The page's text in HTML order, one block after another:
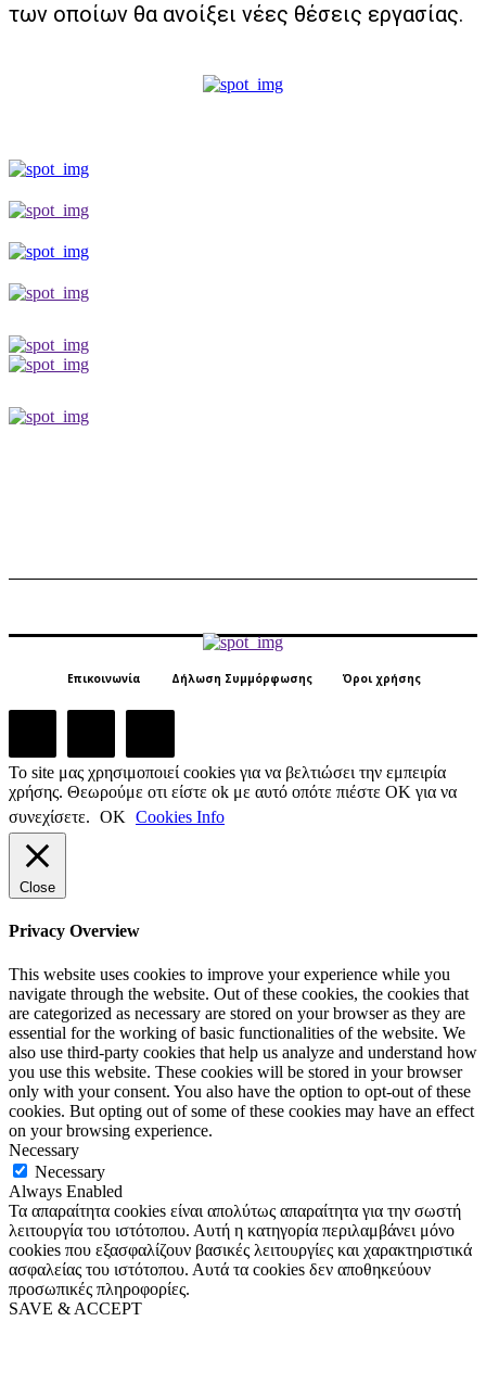
των οποίων θα ανοίξει νέες θέσεις εργασίας.
Επικοινωνία Δήλωση Συμμόρφωσης Όροι χρήσης
Το site μας χρησιμοποιεί cookies για να βελτιώσει την εμπειρία
χρήσης. Θεωρούμε οτι είστε ok με αυτό οπότε πιέστε ΟΚ για να
συνεχίσετε. ΟΚ Cookies Info
Close
Privacy Overview
This website uses cookies to improve your experience while you
navigate through the website. Out of these cookies, the cookies that
are categorized as necessary are stored on your browser as they are
essential for the working of basic functionalities of the website. We
also use third-party cookies that help us analyze and understand how
you use this website. These cookies will be stored in your browser
only with your consent. You also have the option to opt-out of these
cookies. But opting out of some of these cookies may have an effect
on your browsing experience.
Necessary
Necessary
Always Enabled
Τα απαραίτητα cookies είναι απολύτως απαραίτητα για την σωστή
λειτουργία του ιστότοπου. Αυτή η κατηγορία περιλαμβάνει μόνο
cookies που εξασφαλίζουν βασικές λειτουργίες και χαρακτηριστικά
ασφαλείας του ιστότοπου. Αυτά τα cookies δεν αποθηκεύουν
προσωπικές πληροφορίες.
SAVE & ACCEPT